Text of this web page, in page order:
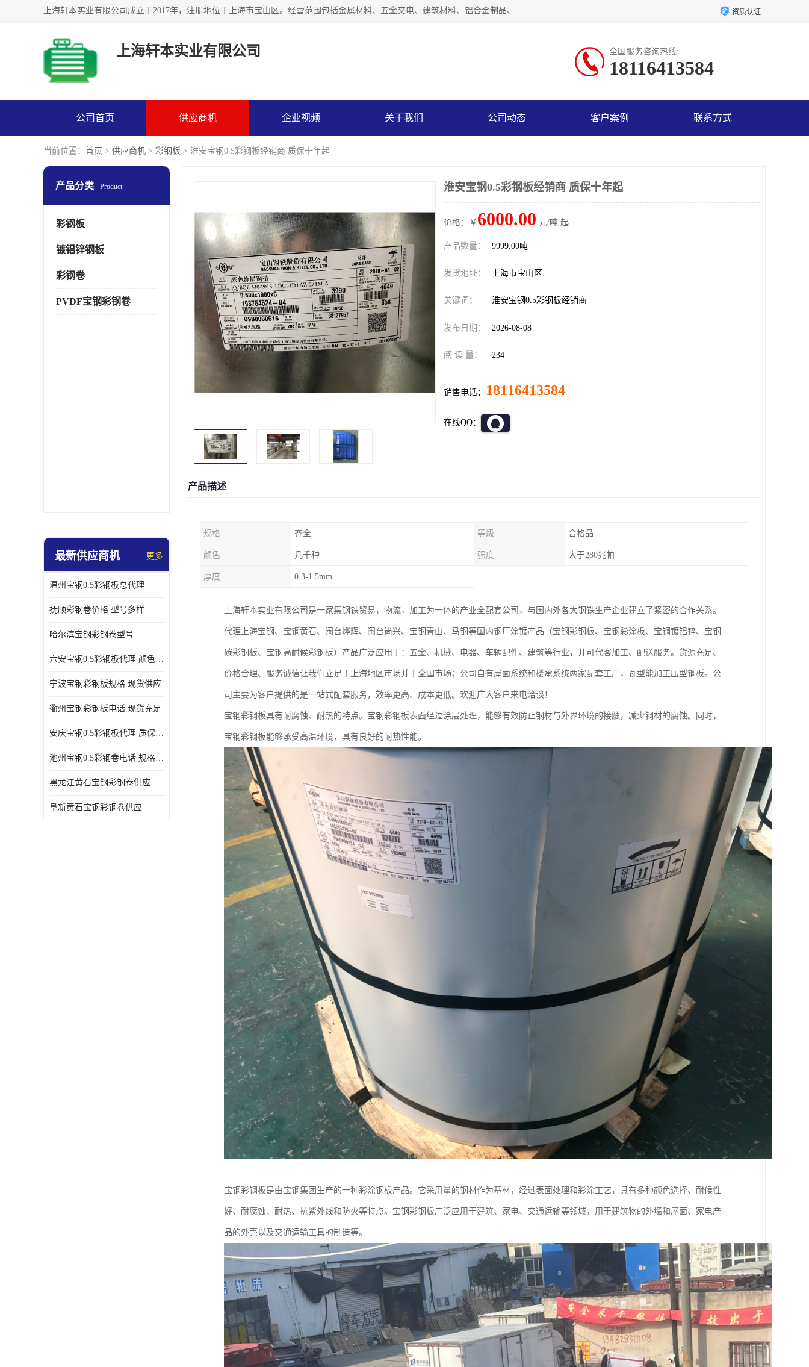
上海轩本实业有限公司成立于2017年，注册地位于上海市宝山区。经营范围包括金属材料、五金交电、建筑材料、铝合金制品、机械设备、电线电缆、装潢材料等；公司主营产品：宝钢彩钢板、宝钢彩钢卷、宝钢彩涂板、宝钢彩涂卷、宝钢高耐候彩钢板，宝钢氟碳彩钢板。是一家集钢铁贸易，物流、加工为一体的产业全配套公司。 资质认证
上海轩本实业有限公司 全国服务咨询热线:
18116413584
公司首页 供应商机 企业视频 关于我们 公司动态 客户案例 联系方式
当前位置： 首页 > 供应商机 > 彩钢板 > 淮安宝钢0.5彩钢板经销商 质保十年起
产品分类 Product
彩钢板
镀铝锌钢板
彩钢卷
PVDF宝钢彩钢卷
最新供应商机 更多
温州宝钢0.5彩钢板总代理
抚顺彩钢卷价格 型号多样
哈尔滨宝钢彩钢卷型号
六安宝钢0.5彩钢板代理 颜色定制
宁波宝钢彩钢板规格 现货供应
衢州宝钢彩钢板电话 现货充足
安庆宝钢0.5彩钢板代理 质保十年起
池州宝钢0.5彩钢卷电话 规格多样
黑龙江黄石宝钢彩钢卷供应
阜新黄石宝钢彩钢卷供应
淮安宝钢0.5彩钢板经销商 质保十年起
价格：￥ 6000.00 元/吨 起
产品数量： 9999.00吨
发货地址： 上海市宝山区
关键词： 淮安宝钢0.5彩钢板经销商
发布日期： 2026-08-08
阅 读 量： 234
销售电话： 18116413584
在线QQ：
产品描述
规格 齐全 等级 合格品
颜色 几千种 强度 大于280兆帕
厚度 0.3-1.5mm
上海轩本实业有限公司是一家集钢铁贸易，物流，加工为一体的产业全配套公司，与国内外各大钢铁生产企业建立了紧密的合作关系。
代理上海宝钢、宝钢黄石、闽台烨辉、闽台尚兴、宝钢青山、马钢等国内钢厂涂镀产品（宝钢彩钢板、宝钢彩涂板、宝钢镀铝锌、宝钢
碳彩钢板、宝钢高耐候彩钢板）产品广泛应用于：五金、机械、电器、车辆配件、建筑等行业，并可代客加工、配送服务。货源充足、
价格合理、服务诚信让我们立足于上海地区市场并于全国市场；公司自有屋面系统和楼承系统两家配套工厂，瓦型能加工压型钢板。公
司主要为客户提供的是一站式配套服务，效率更高、成本更低。欢迎广大客户来电洽谈！
宝钢彩钢板具有耐腐蚀、耐热的特点。宝钢彩钢板表面经过涂层处理，能够有效防止钢材与外界环境的接触，减少钢材的腐蚀。同时，
宝钢彩钢板能够承受高温环境，具有良好的耐热性能。
宝钢彩钢板是由宝钢集团生产的一种彩涂钢板产品。它采用量的钢材作为基材，经过表面处理和彩涂工艺，具有多种颜色选择、耐候性
好、耐腐蚀、耐热、抗紫外线和防火等特点。宝钢彩钢板广泛应用于建筑、家电、交通运输等领域，用于建筑物的外墙和屋面、家电产
品的外壳以及交通运输工具的制造等。